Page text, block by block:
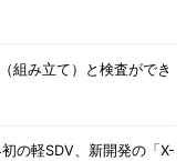
組み立て）と検査ができ
の軽SDV、新開発の「X-